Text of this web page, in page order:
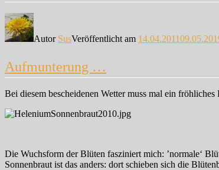
Autor SusVeröffentlicht am 14.04.2011
Aufmunterung …
Bei diesem bescheidenen Wetter muss mal ein fröhliches
Die Wuchsform der Blüten fasziniert mich: ’normale‘
Sonnenbraut ist das anders: dort schieben sich die